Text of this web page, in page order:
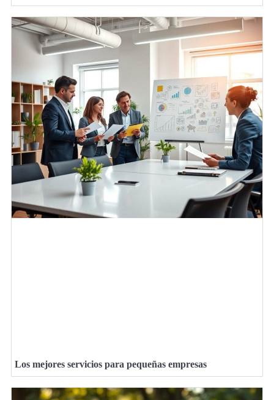
Los mejores servicios para pequeñas empresas